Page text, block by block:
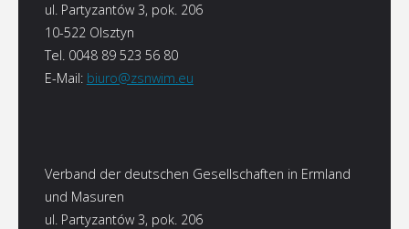
ul. Partyzantów 3, pok. 206
10-522 Olsztyn
Tel. 0048 89 523 56 80
E-Mail: biuro@zsnwim.eu
Verband der deutschen Gesellschaften in Ermland
und Masuren
ul. Partyzantów 3, pok. 206